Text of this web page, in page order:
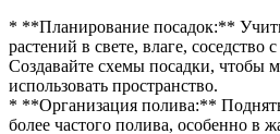
* **Планирование посадок:**
растений в свете, влаге, соседство
Создавайте схемы посадки, чтобы
использовать пространство.
* **Организация полива:**
более частого полива, особенно в